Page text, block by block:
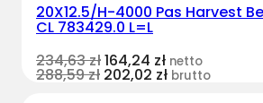
20X12.5/H-4000 Pas Harvest
CL 783429.0 L=L
234,63zł164,24 zł netto
288,59zł 202,02 zł brutto